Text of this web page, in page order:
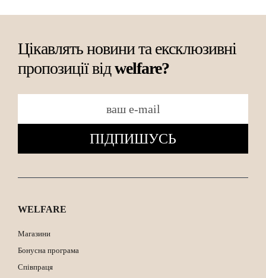
Цікавлять новини та ексклюзивні
пропозиції відwelfare?
ПІДПИШУСЬ
WELFARE
Магазини
Бонусна програма
Співпраця